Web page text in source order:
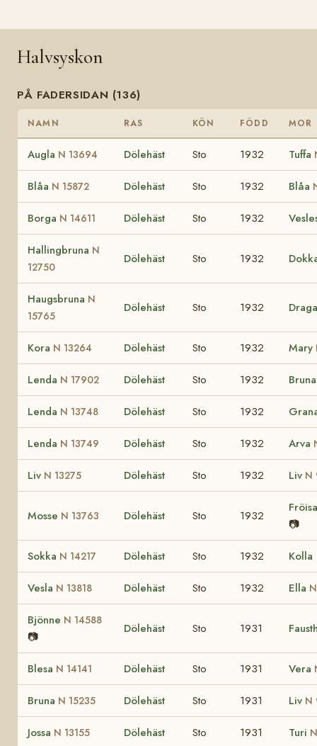
Halvsyskon
PÅ FADERSIDAN (136)
NAMN RAS KÖN FÖDD MOR
Augla N 13694 Dölehäst Sto 1932 Tuffa
Blåa N 15872 Dölehäst Sto 1932 Blåa
Borga N 14611 Dölehäst Sto 1932
Hallingbruna N
12750
Dölehäst Sto 1932
Haugsbruna N
15765
Dölehäst Sto 1932
Kora N 13264 Dölehäst Sto 1932 Mary
Lenda N 17902 Dölehäst Sto 1932
Lenda N 13748 Dölehäst Sto 1932
Lenda N 13749 Dölehäst Sto 1932 Arva
Liv N 13275 Dölehäst Sto 1932 Liv N
Mosse N 13763 Dölehäst Sto 1932
📷
Sokka N 14217 Dölehäst Sto 1932 Kolla
Vesla N 13818 Dölehäst Sto 1932 Ella
Bjönne N 14588
📷
Dölehäst Sto 1931
Blesa N 14141 Dölehäst Sto 1931 Vera
Bruna N 15235 Dölehäst Sto 1931 Liv N
Jossa N 13155 Dölehäst Sto 1931 Turi